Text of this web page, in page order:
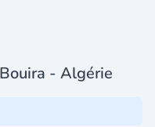
- Algérie